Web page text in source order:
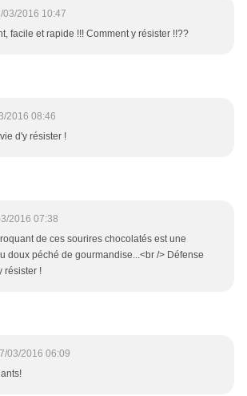
03/2016 10:47
facile et rapide !!! Comment y résister !!??
2016 08:46
d'y résister !
2016 07:38
de ces sourires chocolatés est une
doux péché de gourmandise...<br /> Défense
résister !
03/2016 06:09